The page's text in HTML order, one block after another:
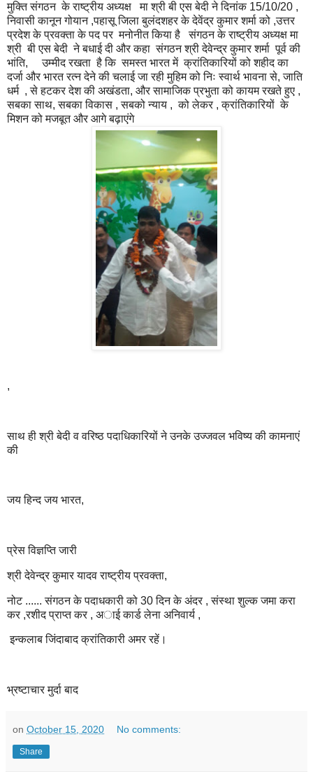
मुक्ति संगठन के राष्ट्रीय अध्यक्ष मा श्री बी एस बेदी ने दिनांक 15/10/20 ,
निवासी कानून गोयान ,पहासू जिला बुलंदशहर के देवेंद्र कुमार शर्मा को ,उत्तर
प्रदेश के प्रवक्ता के पद पर मनोनीत किया है संगठन के राष्ट्रीय अध्यक्ष मा
श्री बी एस बेदी ने बधाई दी और कहा संगठन श्री देवेन्द्र कुमार शर्मा पूर्व की
भांति, उम्मीद रखता है कि समस्त भारत में क्रांतिकारियों को शहीद का
दर्जा और भारत रत्न देने की चलाई जा रही मुहिम को निः स्वार्थ भावना से, जाति
धर्म , से हटकर देश की अखंडता, और सामाजिक प्रभुता को कायम रखते हुए ,
सबका साथ, सबका विकास , सबको न्याय , को लेकर , क्रांतिकारियों के
मिशन को मजबूत और आगे बढ़ाएंगे
,
साथ ही श्री बेदी व वरिष्ठ पदाधिकारियों ने उनके उज्जवल भविष्य की कामनाएं
की
जय हिन्द जय भारत,
प्रेस विज्ञप्ति जारी
श्री देवेन्द्र कुमार यादव राष्ट्रीय प्रवक्ता,
नोट ...... संगठन के पदाधकारी को 30 दिन के अंदर , संस्था शुल्क जमा करा
कर ,रशीद प्राप्त कर , अाई कार्ड लेना अनिवार्य ,
इन्कलाब जिंदाबाद क्रांतिकारी अमर रहें।
भ्रष्टाचार मुर्दा बाद
on October 15, 2020 No comments:
Share